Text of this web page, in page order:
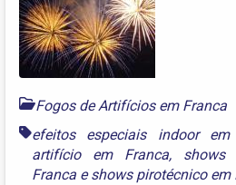
Fogos de Artifícios em Franca
efeitos especiais indoor em
artifício em Franca, shows
Franca eshows pirotécnico em